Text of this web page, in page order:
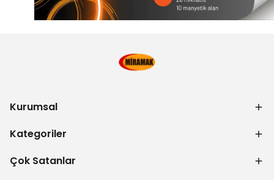
Kurumsal
Kategoriler
Çok Satanlar